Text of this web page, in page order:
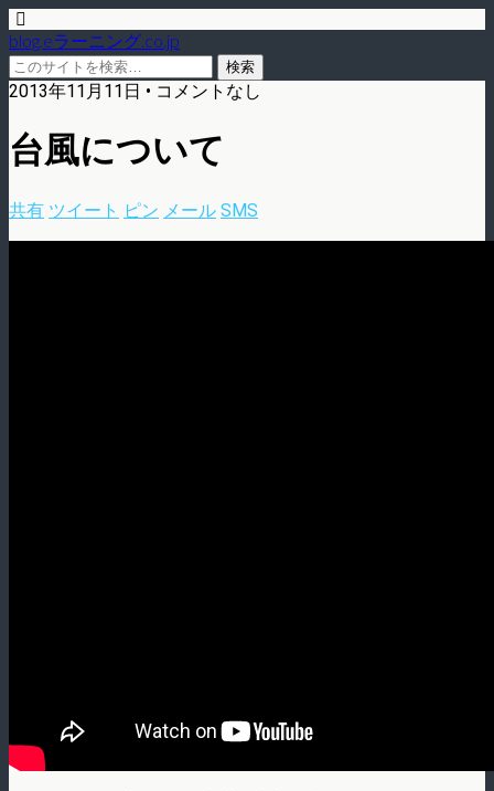
blog.eラーニング.co.jp
2013年11月11日 • コメントなし
台風について
共有 ツイート ピン メール SMS